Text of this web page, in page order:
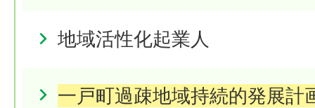
地域活性化起業人
一戸町過疎地域持続的発展計